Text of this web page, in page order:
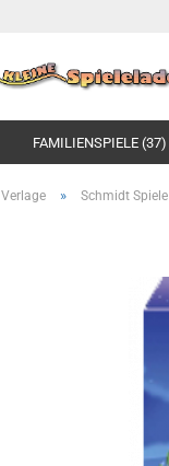
FAMILIENSPIELE (37)
Verlage » Schmidt Spiele